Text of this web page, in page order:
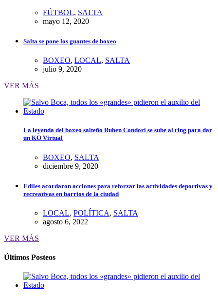
FÚTBOL, SALTA
mayo 12, 2020
Salta se pone los guantes de boxeo
BOXEO, LOCAL, SALTA
julio 9, 2020
VER MÁS
La leyenda del boxeo salteño Ruben Condori se sube al ring para dar
un KO Virtual
BOXEO, SALTA
diciembre 9, 2020
Ediles acordaron acciones para reforzar las actividades deportivas y
recreativas en barrios de la ciudad
LOCAL, POLÍTICA, SALTA
agosto 6, 2022
VER MÁS
Últimos Posteos